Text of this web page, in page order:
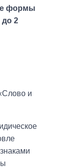
формы
2
и